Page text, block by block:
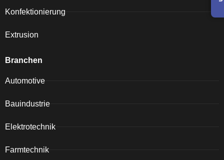
Konfektionierung
Extrusion
Branchen
Automotive
Bauindustrie
Elektrotechnik
Farmtechnik